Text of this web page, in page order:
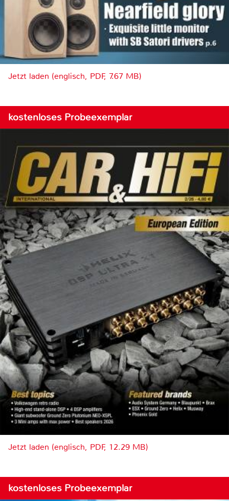
Jetzt laden (englisch, PDF, 7.67 MB)
kostenloses Probeexemplar
Jetzt laden (englisch, PDF, 12.29 MB)
kostenloses Probeexemplar